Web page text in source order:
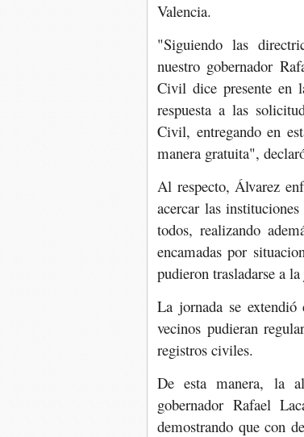
Valencia.
"Siguiendo las
nuestro gobernador
Civil dice presente en
respuesta a las
Civil, entregando en
manera gratuita",
Al respecto, Álvarez
acercar las
todos, realizando
encamadas por
pudieron trasladarse a
La jornada se
vecinos pudieran
registros civiles.
De esta manera, la
gobernador Rafael
demostrando que con